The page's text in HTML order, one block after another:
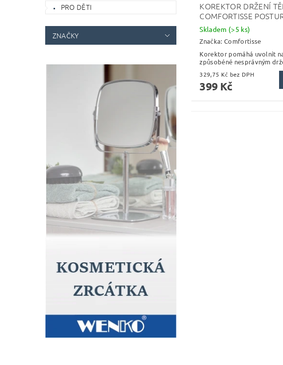
PRO DĚTI
ZNAČKY
KOREKTOR DRŽENÍ
COMFORTISSE
Skladem (>5 ks)
Značka: Comfortisse
Korektor pomáhá uvolnit
způsobéné nesprávným
329,75 Kč bez DPH
399 Kč